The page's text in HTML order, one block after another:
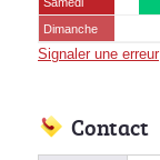
Dimanche
Signaler une erreur
Contact